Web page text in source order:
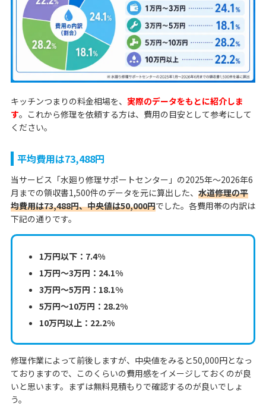
キッチンつまりの料金相場を、 実際のデータをもとに紹介しま
す。これから修理を依頼する方は、費用の目安として参考にして
ください。
平均費用は73,488円
当サービス「水廻り修理サポートセンター」の2025年〜2026年6
月までの領収書1,500件のデータを元に算出した、 水道修理の平
均費用は73,488円、中央値は50,000円でした。各費用帯の内訳は
下記の通りです。
1万円以下：7.4%
1万円〜3万円：24.1%
3万円〜5万円：18.1%
5万円〜10万円：28.2%
10万円以上：22.2%
修理作業によって前後しますが、中央値をみると50,000円となっ
ておりますので、このくらいの費用感をイメージしておくのが良
いと思います。まずは無料見積もりで確認するのが良いでしょ
う。